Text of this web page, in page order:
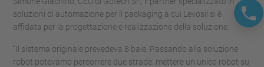
soluzioni di automazione per il packaging a cui Levosil si è
affidata per la progettazione e realizzazione della soluzione.
“Il sistema originale prevedeva 8 baie. Passando alla soluzione
robot potevamo percorrere due strade: mettere un unico robot su